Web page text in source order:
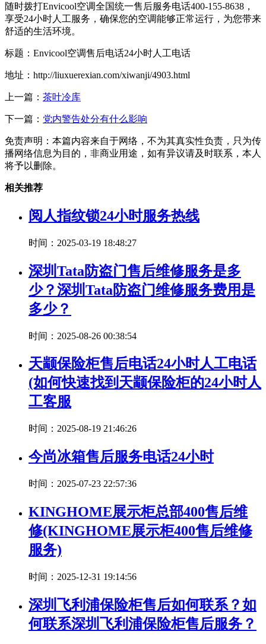
随时拨打Envicool空调全国统一售后服务电话400-155-8638，
享受24小时人工服务，确保您的空调能够正常运行，为您带来
舒适的生活环境。
标题：Envicool空调售后电话24小时人工电话
地址：http://liuxuerexian.com/xiwanji/4903.html
上一篇： 茶叶冷库
下一篇： 党内警告处分有什么影响
免责声明：本篇内容来自于网络，不为其真实性负责，只为传
播网络信息为目的，非商业用途，如有异议请及时联系，本人
将予以删除。
相关推荐
阅人指纹锁24小时服务热线
时间：2025-03-19 18:48:27
深圳Tata防盗门售后维修服务是多
少？深圳Tata防盗门维修服务费用是
多少？
时间：2025-08-26 00:38:54
天颛保险柜售后电话24小时人工电话
(如何快速找到天颛保险柜的24小时人
工客服
时间：2025-08-19 21:46:26
今尚冰箱售后服务电话24小时
时间：2025-07-23 22:57:36
KINGHOME展示柜总部400售后维
修(KINGHOME展示柜400售后维修
服务)
时间：2025-12-31 19:14:56
深圳飞利浦保险柜售后如何联系？如
何联系深圳飞利浦保险柜售后服务？